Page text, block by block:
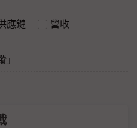
應鏈
營收
」